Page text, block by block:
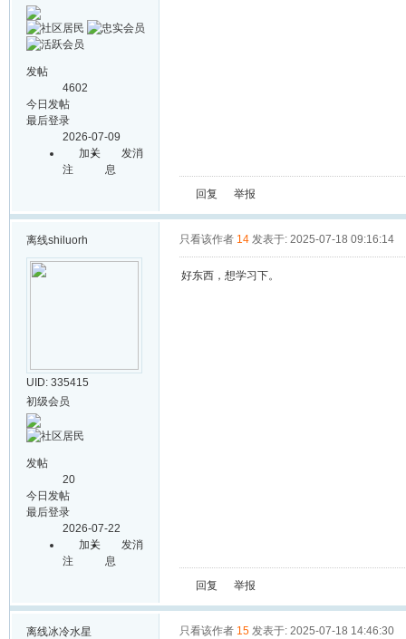
发帖
4602
今日发帖
最后登录
2026-07-09
加关
注
发消
息
回复 举报
离线shiluorh
UID: 335415
初级会员
发帖
20
今日发帖
最后登录
2026-07-22
加关
注
发消
息
只看该作者 14 发表于: 2025-07-18 09:16:14
好东西，想学习下。
回复 举报
离线冰冷水星 只看该作者 15 发表于: 2025-07-18 14:46:30